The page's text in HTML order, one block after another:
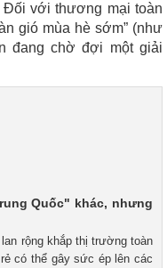
Đối với thương mại toàn
gió mùa hè sớm” (như
đang chờ đợi một giải
Quốc" khác, nhưng
rộng khắp thị trường toàn
có thể gây sức ép lên các